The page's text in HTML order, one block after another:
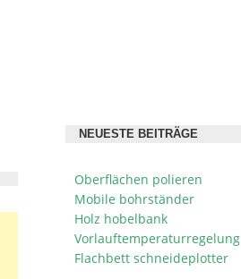
NEUESTE BEITRÄGE
Oberflächen polieren
Mobile bohrständer
Holz hobelbank
Vorlauftemperaturregelung
Flachbett schneideplotter